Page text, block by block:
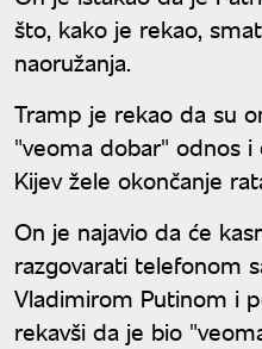
što, kako je rekao,
naoružanja.
Tramp je rekao da su
"veoma dobar" odnos i
Kijev žele okončanje
On je najavio da će
razgovarati telefonom
Vladimirom Putinom i
rekavši da je bio